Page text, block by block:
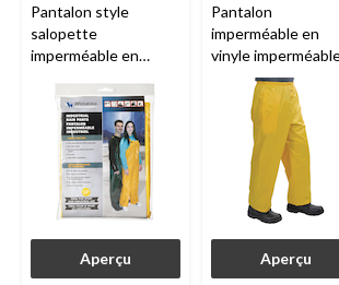
Pantalon style
salopette
imperméable en
Wetskinspour
adulte, jaune
Aperçu
Pantalon
imperméable en
vinyle
WetskinsFresh
Water avec taille
élastique, jaune,
adultes
Aperçu